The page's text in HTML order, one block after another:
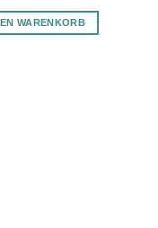
WARENKORB